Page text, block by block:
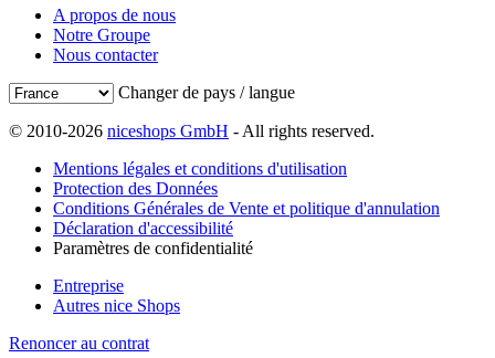
A propos de nous
Notre Groupe
Nous contacter
Changer de pays / langue
© 2010-2026 niceshops GmbH - All rights reserved.
Mentions légales et conditions d'utilisation
Protection des Données
Conditions Générales de Vente et politique d'annulation
Déclaration d'accessibilité
Paramètres de confidentialité
Entreprise
Autres nice Shops
Renoncer au contrat